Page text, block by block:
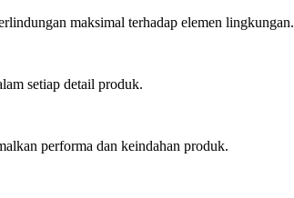
maksimal terhadap elemen lingkungan.
setiap detail produk.
performa dan keindahan produk.